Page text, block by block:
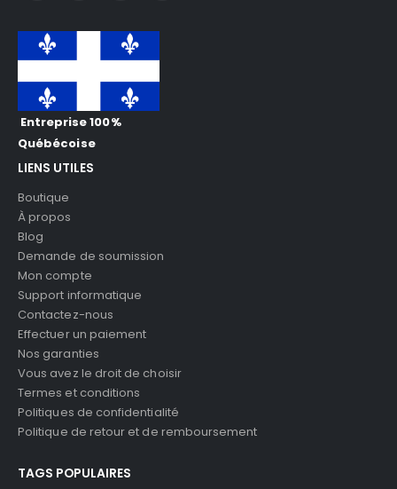
Entreprise 100%
Québécoise
LIENS UTILES
Boutique
À propos
Blog
Demande de soumission
Mon compte
Support informatique
Contactez-nous
Effectuer un paiement
Nos garanties
Vous avez le droit de choisir
Termes et conditions
Politiques de confidentialité
Politique de retour et de remboursement
TAGS POPULAIRES